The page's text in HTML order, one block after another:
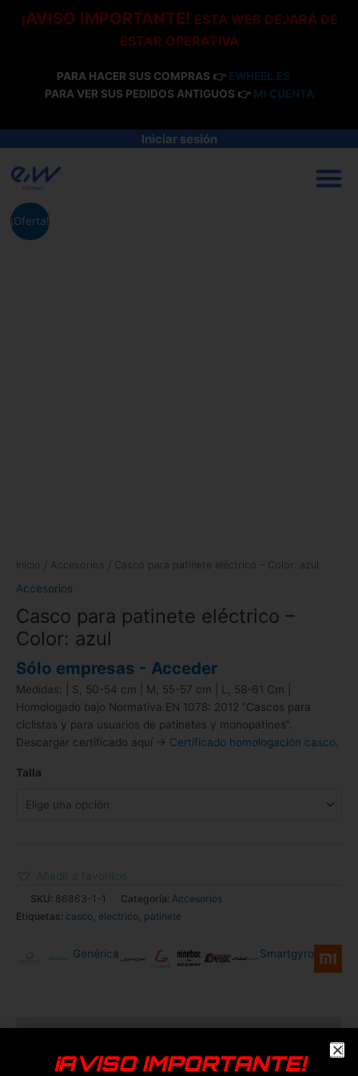
¡AVISO IMPORTANTE! ESTA WEB DEJARÁ DE
ESTAR OPERATIVA
PARA HACER SUS COMPRAS 👉 EWHEEL.ES
PARA VER SUS PEDIDOS ANTIGUOS 👉 MI CUENTA
Iniciar sesión
¡Oferta!
Inicio / Accesorios / Casco para patinete eléctrico – Color: azul
Accesorios
Casco para patinete eléctrico –
Color: azul
Sólo empresas - Acceder
Medidas: | S, 50-54 cm | M, 55-57 cm | L, 58-61 Cm |
Homologado bajo Normativa EN 1078: 2012 “Cascos para
ciclistas y para usuarios de patinetes y monopatines”.
Descargar certificado aquí -> Certificado homologación casco.
Talla
Añadir a favoritos
SKU: 86863-1-1 Categoría: Accesorios
Etiquetas: casco, electrico, patinete
Genérica Smartgyro
Información adicional
L, M, S
¡AVISO IMPORTANTE!